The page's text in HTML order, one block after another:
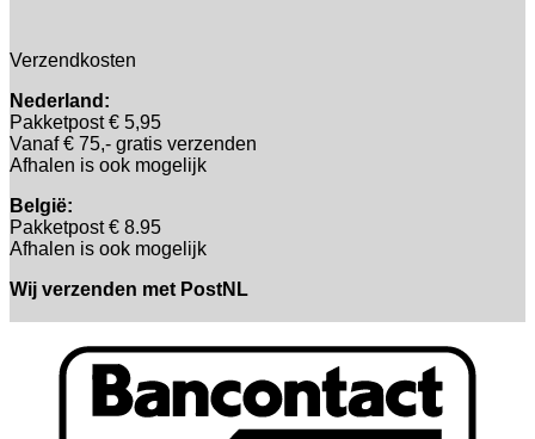
Verzendkosten
Nederland:
Pakketpost € 5,95
Vanaf € 75,- gratis verzenden
Afhalen is ook mogelijk
België:
Pakketpost € 8.95
Afhalen is ook mogelijk
Wij verzenden met PostNL